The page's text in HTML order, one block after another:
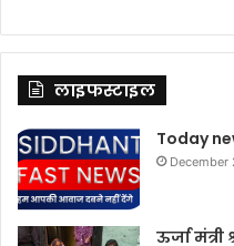
लाइफस्टाइल
Today
December
ऊर्जा